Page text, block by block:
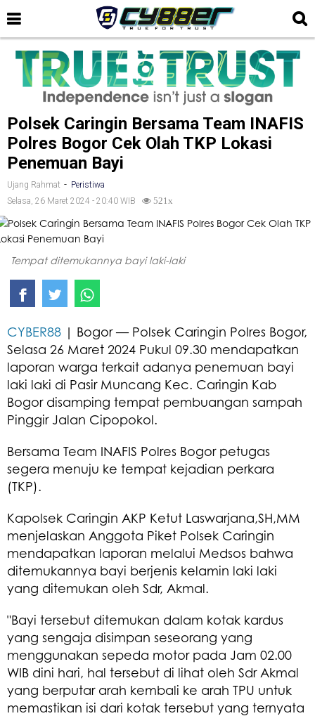
Polsek Caringin Bersama Team INAFIS
Polres Bogor Cek Olah TKP Lokasi
Penemuan Bayi
Ujang Rahmat - Peristiwa
Selasa, 26 Maret 2024 - 20:40 WIB
521x
Tempat ditemukannya bayi laki-laki
CYBER88 | Bogor — Polsek Caringin Polres Bogor,
Selasa 26 Maret 2024 Pukul 09.30 mendapatkan
laporan warga terkait adanya penemuan bayi
laki laki di Pasir Muncang Kec. Caringin Kab
Bogor disamping tempat pembuangan sampah
Pinggir Jalan Cipopokol.
Bersama Team INAFIS Polres Bogor petugas
segera menuju ke tempat kejadian perkara
(TKP).
Kapolsek Caringin AKP Ketut Laswarjana,SH,MM
menjelaskan Anggota Piket Polsek Caringin
mendapatkan laporan melalui Medsos bahwa
ditemukannya bayi berjenis kelamin laki laki
yang ditemukan oleh Sdr, Akmal.
"Bayi tersebut ditemukan dalam kotak kardus
yang sengaja disimpan seseorang yang
menggunakan sepeda motor pada Jam 02.00
WIB dini hari, hal tersebut di lihat oleh Sdr Akmal
yang berputar arah kembali ke arah TPU untuk
memastikan isi dari kotak tersebut yang ternyata